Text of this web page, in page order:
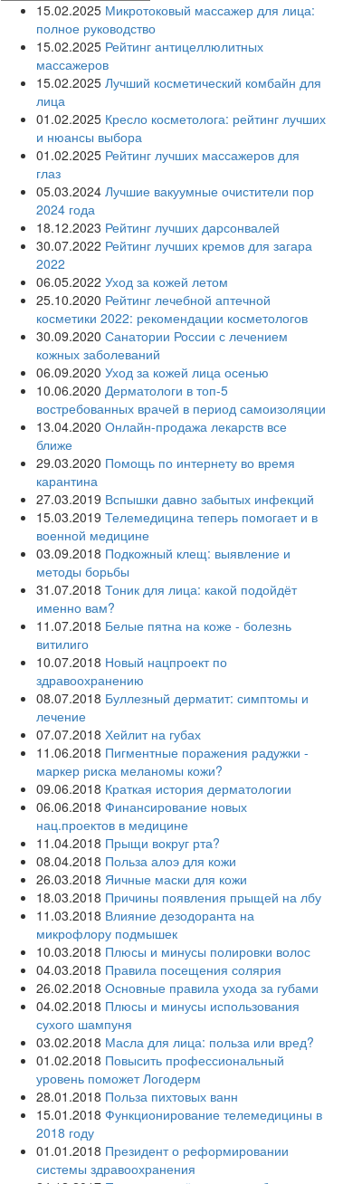
15.02.2025 Микротоковый массажер для лица:
полное руководство
15.02.2025 Рейтинг антицеллюлитных
массажеров
15.02.2025 Лучший косметический комбайн для
лица
01.02.2025 Кресло косметолога: рейтинг лучших
и нюансы выбора
01.02.2025 Рейтинг лучших массажеров для
глаз
05.03.2024 Лучшие вакуумные очистители пор
2024 года
18.12.2023 Рейтинг лучших дарсонвалей
30.07.2022 Рейтинг лучших кремов для загара
2022
06.05.2022 Уход за кожей летом
25.10.2020 Рейтинг лечебной аптечной
косметики 2022: рекомендации косметологов
30.09.2020 Санатории России с лечением
кожных заболеваний
06.09.2020 Уход за кожей лица осенью
10.06.2020 Дерматологи в топ-5
востребованных врачей в период самоизоляции
13.04.2020 Онлайн-продажа лекарств все
ближе
29.03.2020 Помощь по интернету во время
карантина
27.03.2019 Вспышки давно забытых инфекций
15.03.2019 Телемедицина теперь помогает и в
военной медицине
03.09.2018 Подкожный клещ: выявление и
методы борьбы
31.07.2018 Тоник для лица: какой подойдёт
именно вам?
11.07.2018 Белые пятна на коже - болезнь
витилиго
10.07.2018 Новый нацпроект по
здравоохранению
08.07.2018 Буллезный дерматит: симптомы и
лечение
07.07.2018 Хейлит на губах
11.06.2018 Пигментные поражения радужки -
маркер риска меланомы кожи?
09.06.2018 Краткая история дерматологии
06.06.2018 Финансирование новых
нац.проектов в медицине
11.04.2018 Прыщи вокруг рта?
08.04.2018 Польза алоэ для кожи
26.03.2018 Яичные маски для кожи
18.03.2018 Причины появления прыщей на лбу
11.03.2018 Влияние дезодоранта на
микрофлору подмышек
10.03.2018 Плюсы и минусы полировки волос
04.03.2018 Правила посещения солярия
26.02.2018 Основные правила ухода за губами
04.02.2018 Плюсы и минусы использования
сухого шампуня
03.02.2018 Масла для лица: польза или вред?
01.02.2018 Повысить профессиональный
уровень поможет Логодерм
28.01.2018 Польза пихтовых ванн
15.01.2018 Функционирование телемедицины в
2018 году
01.01.2018 Президент о реформировании
системы здравоохранения